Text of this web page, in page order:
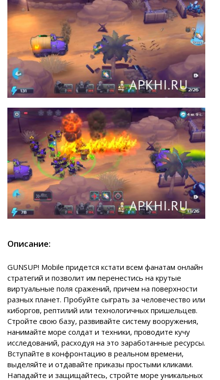
Описание:
GUNSUP! Mobile придется кстати всем фанатам онлайн
стратегий и позволит им перенестись на крутые
виртуальные поля сражений, причем на поверхности
разных планет. Пробуйте сыграть за человечество или
киборгов, рептилий или технологичных пришельцев.
Стройте свою базу, развивайте систему вооружения,
нанимайте море солдат и техники, проводите кучу
исследований, расходуя на это заработанные ресурсы.
Вступайте в конфронтацию в реальном времени,
выделяйте и отдавайте приказы простыми кликами.
Нападайте и защищайтесь, стройте море уникальных